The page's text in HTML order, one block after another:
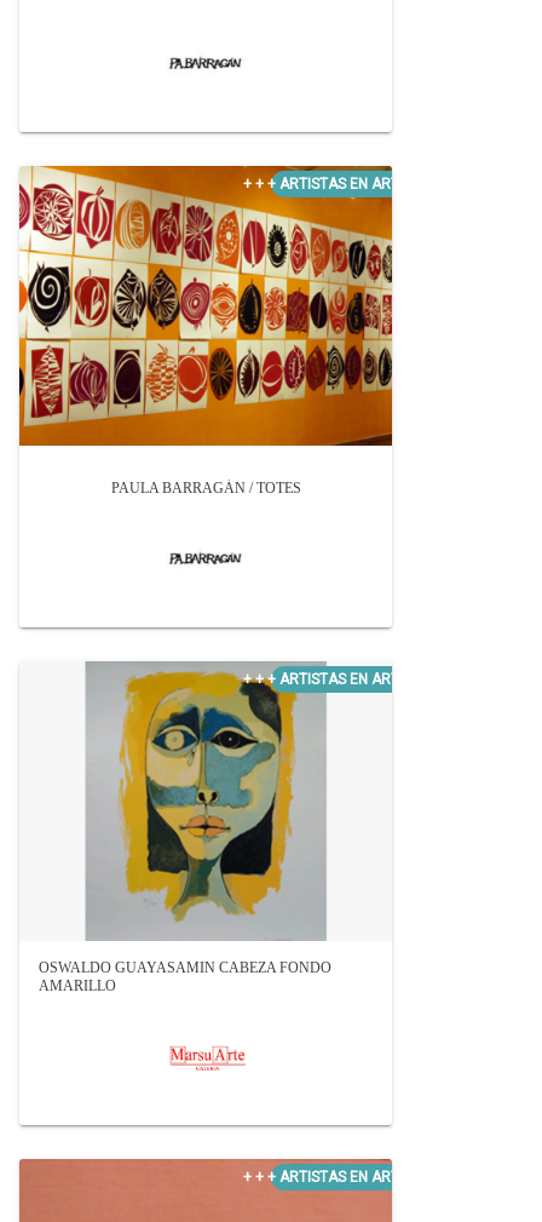
PAULA BARRAGÁN / TOTES
OSWALDO GUAYASAMIN CABEZA FONDO
AMARILLO